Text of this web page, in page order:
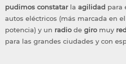
pudimos constatarla agilidad para
autos eléctricos (más marcada en el
potencia) y un radiode giromuy
para las grandes ciudades y con